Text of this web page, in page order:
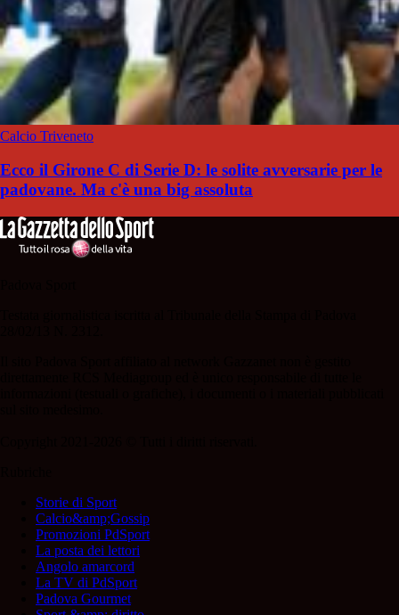
Calcio Triveneto
Ecco il Girone C di Serie D: le solite avversarie per le
padovane. Ma c'è una big assoluta
Storie di Sport
Calcio&amp;Gossip
Promozioni PdSport
La posta dei lettori
Angolo amarcord
La TV di PdSport
Padova Gourmet